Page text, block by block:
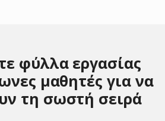
φύλλα εργασίας
μαθητές για να
τη σωστή σειρά